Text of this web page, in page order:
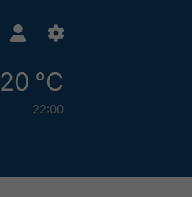
20 °C
22:00